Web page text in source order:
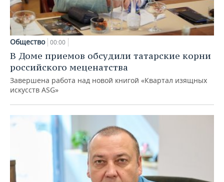
Общество 00:00
В Доме приемов обсудили татарские корни
российского меценатства
Завершена работа над новой книгой «Квартал изящных
искусств ASG»